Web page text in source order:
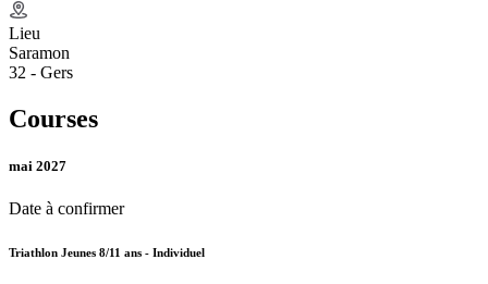
Lieu
Saramon
32 - Gers
Courses
mai 2027
Date à confirmer
Triathlon Jeunes 8/11 ans - Individuel